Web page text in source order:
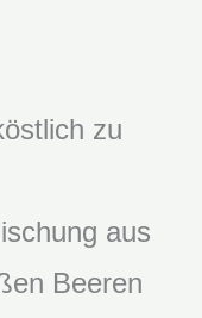
zu
aus
Beeren